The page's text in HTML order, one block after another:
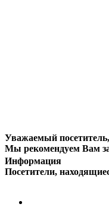
Уважаемый
Мы рекомендуем Вам
Информация
Посетители,